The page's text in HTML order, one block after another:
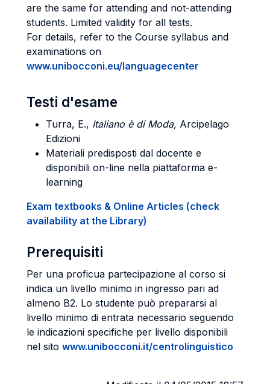
are the same for attending and not-attending
students. Limited validity for all tests.
For details, refer to the Course syllabus and
examinations on
www.unibocconi.eu/languagecenter
Testi d'esame
Turra, E., Italiano è di Moda, Arcipelago
Edizioni
Materiali predisposti dal docente e
disponibili on-line nella piattaforma e-
learning
Exam textbooks & Online Articles (check
availability at the Library)
Prerequisiti
Per una proficua partecipazione al corso si
indica un livello minimo in ingresso pari ad
almeno B2. Lo studente può prepararsi al
livello minimo di entrata necessario seguendo
le indicazioni specifiche per livello disponibili
nel sito www.unibocconi.it/centrolinguistico